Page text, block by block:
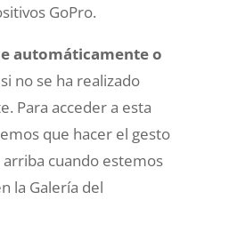
GoPro.
automáticamente o
no se ha realizado
Para acceder a esta
que hacer el gesto
arriba cuando estemos
la Galería del